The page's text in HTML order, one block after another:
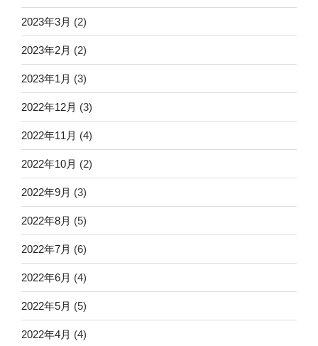
2023年3月 (2)
2023年2月 (2)
2023年1月 (3)
2022年12月 (3)
2022年11月 (4)
2022年10月 (2)
2022年9月 (3)
2022年8月 (5)
2022年7月 (6)
2022年6月 (4)
2022年5月 (5)
2022年4月 (4)